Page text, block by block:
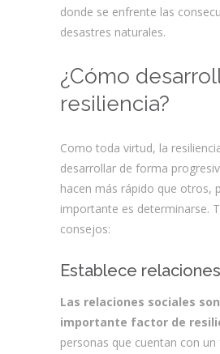
donde se enfrente las
desastres naturales.
¿Cómo
resiliencia?
Como toda virtud, la
desarrollar de forma
hacen más rápido que otros,
importante es determinarse.
consejos:
Establece relaciones
Las relaciones sociales
importante factor de
personas que cuentan con